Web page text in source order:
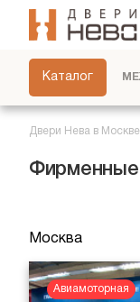
Каталог
СКРЫТЫЕ
СЕРВИС
Двери Нева в Москве
Фирменные
Москва
Авиамоторная